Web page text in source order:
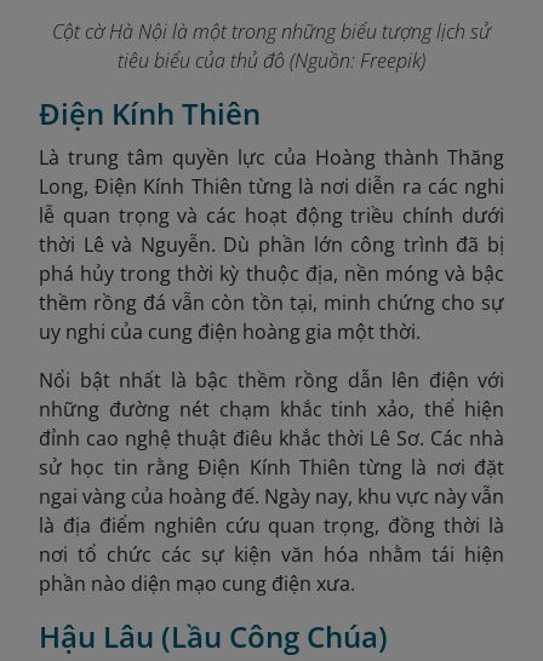
Cột cờ Hà Nội là một trong những biểu tượng lịch sử
tiêu biểu của thủ đô (Nguồn: Freepik)
Điện Kính Thiên
Là trung tâm quyền lực của Hoàng thành Thăng
Long, Điện Kính Thiên từng là nơi diễn ra các nghi
lễ quan trọng và các hoạt động triều chính dưới
thời Lê và Nguyễn. Dù phần lớn công trình đã bị
phá hủy trong thời kỳ thuộc địa, nền móng và bậc
thềm rồng đá vẫn còn tồn tại, minh chứng cho sự
uy nghi của cung điện hoàng gia một thời.
Nổi bật nhất là bậc thềm rồng dẫn lên điện với
những đường nét chạm khắc tinh xảo, thể hiện
đỉnh cao nghệ thuật điêu khắc thời Lê Sơ. Các nhà
sử học tin rằng Điện Kính Thiên từng là nơi đặt
ngai vàng của hoàng đế. Ngày nay, khu vực này vẫn
là địa điểm nghiên cứu quan trọng, đồng thời là
nơi tổ chức các sự kiện văn hóa nhằm tái hiện
phần nào diện mạo cung điện xưa.
Hậu Lâu (Lầu Công Chúa)